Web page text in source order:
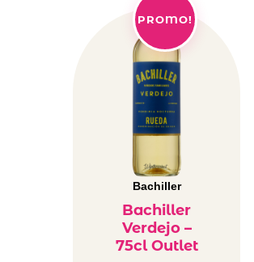
PROMO!
Bachiller
Bachiller
Verdejo –
75cl Outlet